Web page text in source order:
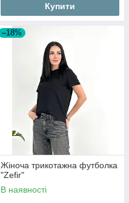
Купити
–18%
Жіноча трикотажна футболка
"Zefir"
В наявності